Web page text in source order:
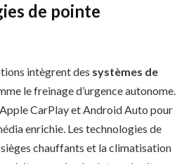
de pointe
intègrent des systèmes de
le freinage d’urgence autonome.
CarPlay et Android Auto pour
enrichie. Les technologies de
chauffants et la climatisation